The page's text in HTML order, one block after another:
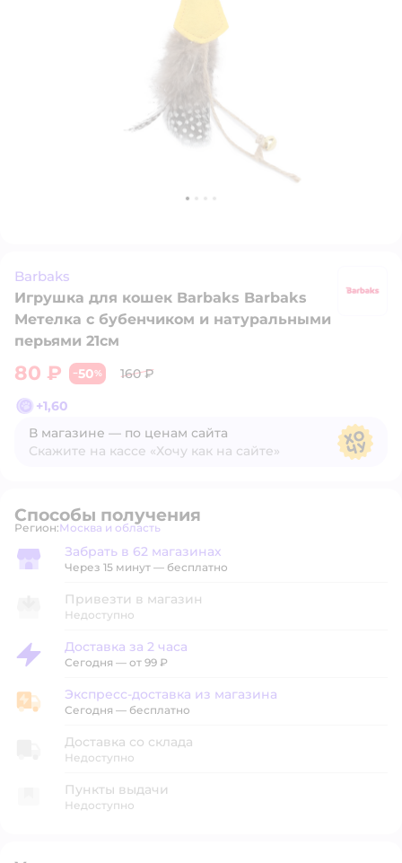
Barbaks
Игрушка для кошек Barbaks Barbaks
Метелка с бубенчиком и натуральными
перьями 21см
80 ₽ −50%
160 ₽
+1,60
В магазине — по ценам сайта
Скажите на кассе «Хочу как на сайте»
Способы получения
Регион: Выбор адреса доставки.
Москва и область
Забрать в магазине
Забрать в 62 магазинах
Через 15 минут — бесплатно
Привезти в магазин
Недоступно
Доставка за 2 часа
Доставка за 2 часа
Сегодня — от 99 ₽
Экспресс-доставка из магазина
Экспресс-доставка из магазина
Сегодня — бесплатно
Доставка со склада
Недоступно
Пункты выдачи
Недоступно